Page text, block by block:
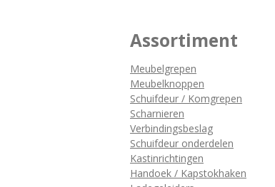
Assortiment
Meubelgrepen
Meubelknoppen
Schuifdeur / Komgrepen
Scharnieren
Verbindingsbeslag
Schuifdeur onderdelen
Kastinrichtingen
Handoek / Kapstokhaken